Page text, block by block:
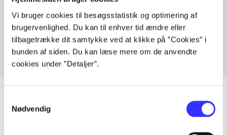
Vi bruger cookies til besøgsstatistik og optimering af
brugervenlighed. Du kan til enhver tid ændre eller
tilbagetrække dit samtykke ved at klikke på ”Cookies” i
bunden af siden. Du kan læse mere om de anvendte
cookies under ”Detaljer”.
Nødvendig
Artikler med samme emner
Fra